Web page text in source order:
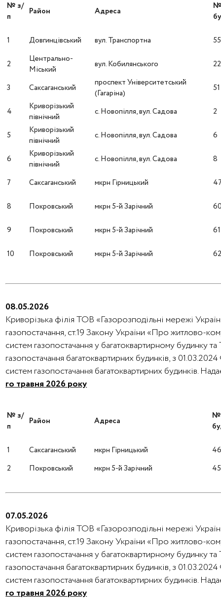
№ з/
п
Район Адреса
1 Довгинцівський вул. Транспортна 55
2
Центрально-
Міський
вул. Кобилянського
3 Саксаганський
проспект Університетський
(Гагаріна)
51
4
Криворізький
північний
с. Новопілля, вул. Садова 2
5
Криворізький
північний
с. Новопілля, вул. Садова 6
6
Криворізький
північний
с. Новопілля, вул. Садова 8
7 Саксаганський мкрн Гірницький
8 Покровський мкрн 5-й Зарічний
9 Покровський мкрн 5-й Зарічний 61
10 Покровський мкрн 5-й Зарічний
08.05.2026
Криворізька філія ТОВ «Газорозподільні мережі
газопостачання, ст.19 Закону України «Про житлово-
систем газопостачання у багатоквартирному будинку
газопостачання багатоквартирних будинків, з
систем газопостачання багатоквартирних будинків.
го травня 2026 року
№ з/
п
Район Адреса
№
1 Саксаганський мкрн Гірницький
2
Покровський мкрн 5-й Зарічний 45
07.05.2026
Криворізька філія ТОВ «Газорозподільні мережі
газопостачання, ст.19 Закону України «Про житлово-
систем газопостачання у багатоквартирному будинку
газопостачання багатоквартирних будинків, з
систем газопостачання багатоквартирних будинків.
го травня 2026 року